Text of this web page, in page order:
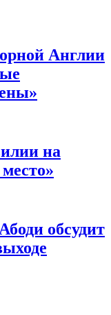
Англии
на
обсудит